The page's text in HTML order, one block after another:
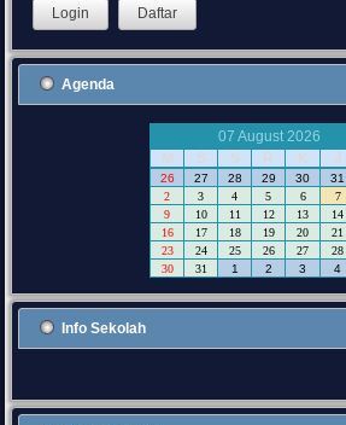
Agenda
07 August 2026
M
S S R K J
26 27 28 29 30 31
2
3 4 5 6 7
9
10 11 12 13 14
16
17 18 19 20 21
23
24 25 26 27 28
30
31 1 2 3 4
Info Sekolah